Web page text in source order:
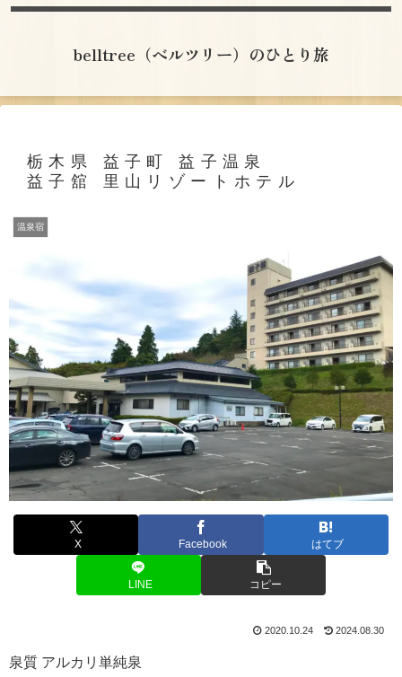
belltree（ベルツリー）のひとり旅
栃木県 益子町 益子温泉
益子舘 里山リゾートホテル
温泉宿
X Facebook はてブ
LINE コピー
2020.10.24 2024.08.30
泉質 アルカリ単純泉